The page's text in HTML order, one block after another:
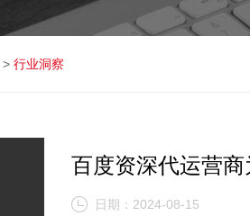
> 行业洞察
百度资深代运营
日期：2024-08-15